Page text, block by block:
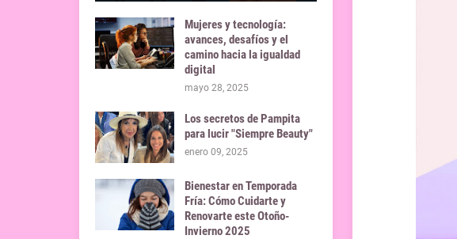
Mujeres y tecnología:
avances, desafíos y el
camino hacia la igualdad
digital
mayo 28, 2025
Los secretos de Pampita
para lucir "Siempre Beauty"
enero 09, 2025
Bienestar en Temporada
Fría: Cómo Cuidarte y
Renovarte este Otoño-
Invierno 2025